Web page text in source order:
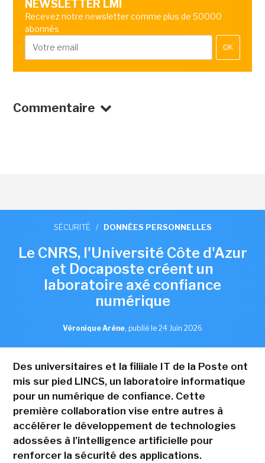
NEWSLETTER LMI
Recevez notre newsletter comme plus de 50000
abonnés
OK
Commentaire
SÉCURITÉ / DONNÉES PERSONNELLES
Le CNRS, l'Université Côte d'Azur
et Docaposte créent un
laboratoire axé confiance
numérique
Véronique Arène, publié le 24 Juin 2026
Des universitaires et la filiiale IT de la Poste ont
mis sur pied LINCS, un laboratoire informatique
pour un numérique de confiance. Cette
première collaboration vise entre autres à
accélérer le développement de technologies
adossées à l'intelligence artificielle pour
renforcer la sécurité des applications.